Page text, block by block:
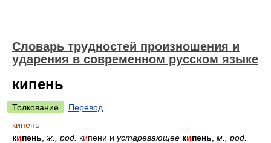
Словарь трудностей произношения и
ударения в современном русском языке
кипень
Толкование
Перевод
кипень
кипень ж., род. кипени и устаревающее кипень м., род.